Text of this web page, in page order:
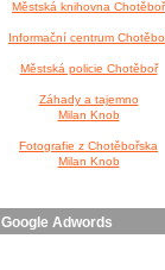
Městská knihovna Chotěboř
Informační centrum
Městská policie Chotěboř
Záhady a tajemno
Milan Knob
Fotografie z Chotěbořska
Milan Knob
Google Adwords